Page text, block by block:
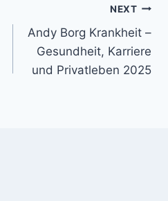
NEXT
Andy Borg Krankheit –
Gesundheit, Karriere
und Privatleben 2025